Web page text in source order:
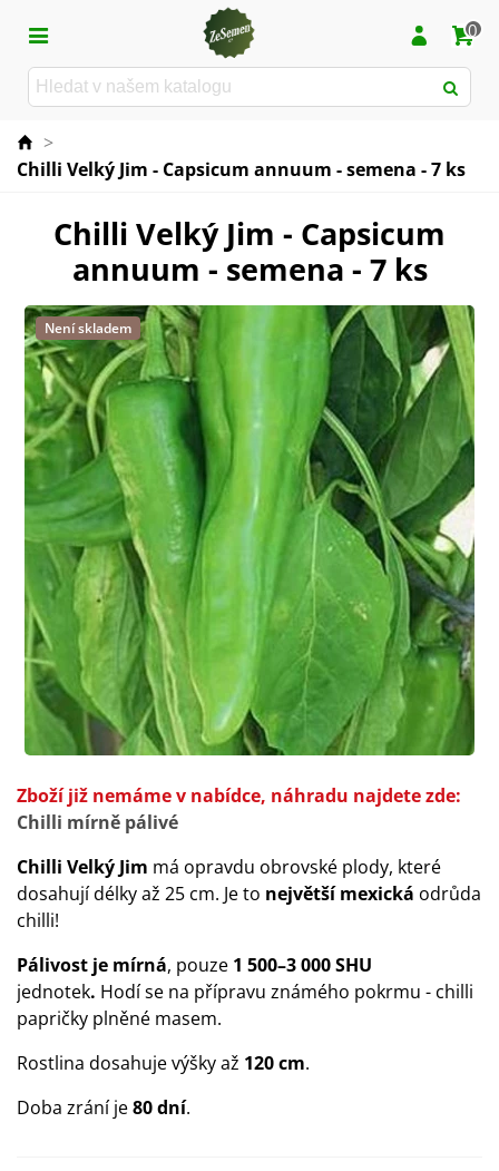
0
>
Chilli Velký Jim - Capsicum annuum - semena - 7 ks
Chilli Velký Jim - Capsicum
annuum - semena - 7 ks
Není skladem
Zboží již nemáme v nabídce, náhradu najdete zde:
Chilli mírně pálivé
Chilli Velký Jim má opravdu obrovské plody, které
dosahují délky až 25 cm. Je to největší mexická odrůda
chilli!
Pálivost je mírná, pouze 1 500–3 000 SHU
jednotek. Hodí se na přípravu známého pokrmu - chilli
papričky plněné masem.
Rostlina dosahuje výšky až 120 cm.
Doba zrání je80 dní.